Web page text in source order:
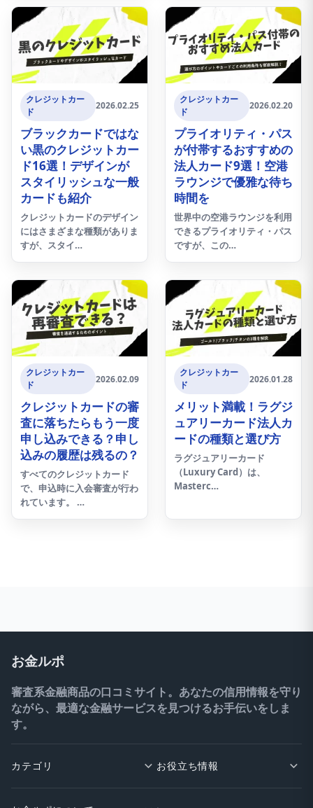
クレジットカー
ド
2026.02.25
ブラックカードではな
い黒のクレジットカー
ド16選！デザインが
スタイリッシュな一般
カードも紹介
クレジットカードのデザイン
にはさまざまな種類がありま
すが、スタイ…
クレジットカー
ド
2026.02.20
プライオリティ・パス
が付帯するおすすめの
法人カード9選！空港
ラウンジで優雅な待ち
時間を
世界中の空港ラウンジを利用
できるプライオリティ・パス
ですが、この…
クレジットカー
ド
2026.02.09
クレジットカードの審
査に落ちたらもう一度
申し込みできる？申し
込みの履歴は残るの？
すべてのクレジットカード
で、申込時に入会審査が行わ
れています。 …
クレジットカー
ド
2026.01.28
メリット満載！ラグジ
ュアリーカード法人カ
ードの種類と選び方
ラグジュアリーカード
（Luxury Card）は、
Masterc…
お金ルポ
審査系金融商品の口コミサイト。あなたの信用情報を守り
ながら、最適な金融サービスを見つけるお手伝いをしま
す。
カテゴリ お役立ち情報